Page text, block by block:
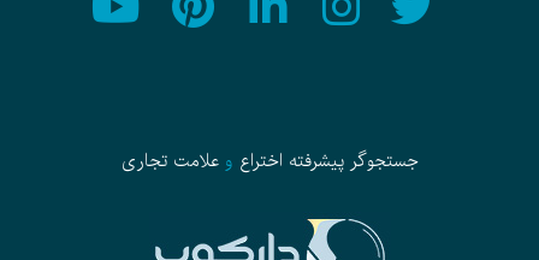
جستجوگر پیشرفته اختراع وعلامت تجاری